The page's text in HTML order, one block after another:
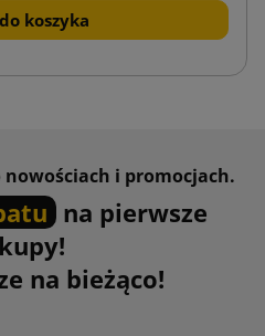
koszyka
i promocjach.
na pierwsze
na bieżąco!